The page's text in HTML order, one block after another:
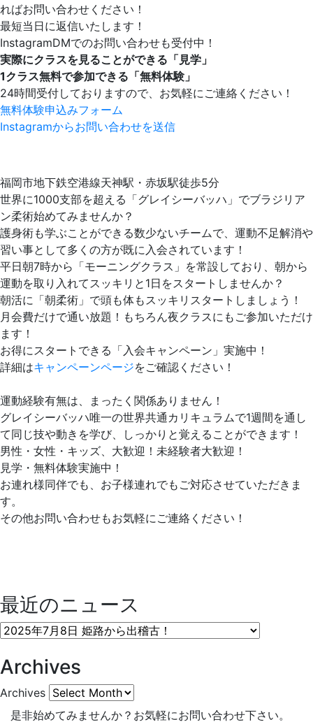
ればお問い合わせください！
最短当日に返信いたします！
InstagramDMでのお問い合わせも受付中！
実際にクラスを見ることができる「見学」
1クラス無料で参加できる「無料体験」
24時間受付しておりますので、お気軽にご連絡ください！
無料体験申込みフォーム
Instagramからお問い合わせを送信
福岡市地下鉄空港線天神駅・赤坂駅徒歩5分
世界に1000支部を超える「グレイシーバッハ」でブラジリア
ン柔術始めてみませんか？
護身術も学ぶことができる数少ないチームで、運動不足解消や
習い事として多くの方が既に入会されています！
平日朝7時から「モーニングクラス」を常設しており、朝から
運動を取り入れてスッキリと1日をスタートしませんか？
朝活に「朝柔術」で頭も体もスッキリスタートしましょう！
月会費だけで通い放題！もちろん夜クラスにもご参加いただけ
ます！
お得にスタートできる「入会キャンペーン」実施中！
詳細はキャンペーンページをご確認ください！
運動経験有無は、まったく関係ありません！
グレイシーバッハ唯一の世界共通カリキュラムで1週間を通し
て同じ技や動きを学び、しっかりと覚えることができます！
男性・女性・キッズ、大歓迎！未経験者大歓迎！
見学・無料体験実施中！
お連れ様同伴でも、お子様連れでもご対応させていただきま
す。
その他お問い合わせもお気軽にご連絡ください！
最近のニュース
Archives
Archives
是非始めてみませんか？ お気軽にお問い合わせ下さい。